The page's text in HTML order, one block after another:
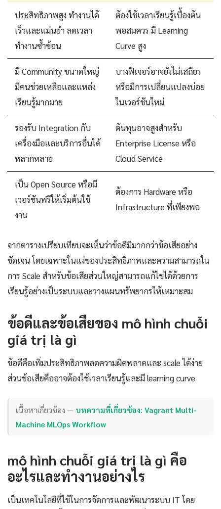
ประสิทธิภาพสูง ทำงานได้
เร็วและแม่นยำ ลดเวลา
ทำงานซ้ำซ้อน
ต้องใช้เวลาเรียนรู้เบื้องต้น
พอสมควร มี Learning
Curve สูง
มี Community ขนาดใหญ่
มีคนช่วยเหลือและแหล่ง
เรียนรู้มากมาย
บางฟีเจอร์อาจยังไม่เสถียร
หรือมีการเปลี่ยนแปลงบ่อย
ในเวอร์ชันใหม่
รองรับ Integration กับ
เครื่องมือและบริการอื่นได้
หลากหลาย
ต้นทุนอาจสูงสำหรับ
Enterprise License หรือ
Cloud Service
เป็น Open Source หรือมี
เวอร์ชันฟรีให้เริ่มต้นใช้
งาน
ต้องการ Hardware หรือ
Infrastructure ที่เพียงพอ
จากตารางเปรียบเทียบจะเห็นว่าข้อดีมีมากกว่าข้อเสียอย่าง
ชัดเจน โดยเฉพาะในแง่ของประสิทธิภาพและความสามารถใน
การ Scale สำหรับข้อเสียส่วนใหญ่สามารถแก้ไขได้ด้วยการ
เรียนรู้อย่างเป็นระบบและวางแผนทรัพยากรให้เหมาะสม
ข้อดีและข้อเสียของ mô hình chuỗi
giá trị là gì
ข้อดีคือเพิ่มประสิทธิภาพลดความผิดพลาดและ scale ได้ง่าย
ส่วนข้อเสียคืออาจต้องใช้เวลาเรียนรู้และมี learning curve
เนื้อหาเกี่ยวข้อง — บทความที่เกี่ยวข้อง: Vagrant Multi-
Machine MLOps Workflow
mô hình chuỗi giá trị là gì คือ
อะไรและทำงานอย่างไร
เป็นเทคโนโลยีที่ใช้ในการจัดการและพัฒนาระบบ IT โดย